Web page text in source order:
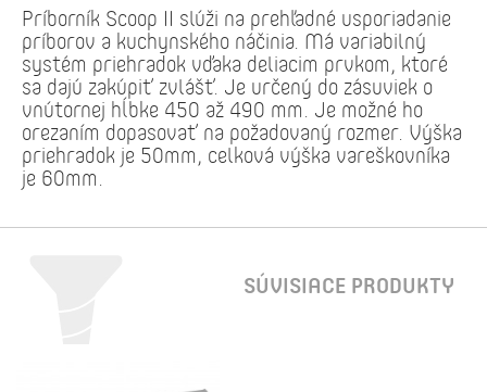
Príborník Scoop II slúži na prehľadné usporiadanie
príborov a kuchynského náčinia. Má variabilný
systém priehradok vďaka deliacim prvkom, ktoré
sa dajú zakúpiť zvlášť. Je určený do zásuviek o
vnútornej hĺbke 450 až 490 mm. Je možné ho
orezaním dopasovať na požadovaný rozmer. Výška
priehradok je 50mm, celková výška vareškovníka
je 60mm.
SÚVISIACE PRODUKTY